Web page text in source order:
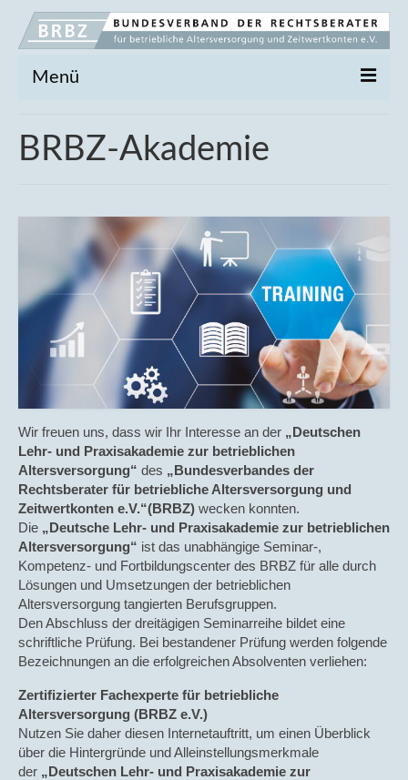
Menü
Vorstand
BRBZ-Akademie
Broschüre
Anmeldung
Fachgrundlagen
Durchführungswege
GGF-Versorgung
Zeitwertkonten
Wissenschaft & Praxis
Bücher
BECK AKADEMIE
Impressum
Datenschutz
Download Datenschutz
BRBZ-Akademie
Wir freuen uns, dass wir Ihr Interesse an der „Deutschen
Lehr- und Praxisakademie zur betrieblichen
Altersversorgung“ des „Bundesverbandes der
Rechtsberater für betriebliche Altersversorgung und
Zeitwertkonten e.V.“(BRBZ) wecken konnten.
Die „Deutsche Lehr- und Praxisakademie zur betrieblichen
Altersversorgung“ ist das unabhängige Seminar-,
Kompetenz- und Fortbildungscenter des BRBZ für alle durch
Lösungen und Umsetzungen der betrieblichen
Altersversorgung tangierten Berufsgruppen.
Den Abschluss der dreitägigen Seminarreihe bildet eine
schriftliche Prüfung. Bei bestandener Prüfung werden folgende
Bezeichnungen an die erfolgreichen Absolventen verliehen:
Zertifizierter Fachexperte für betriebliche
Altersversorgung (BRBZ e.V.)
Nutzen Sie daher diesen Internetauftritt, um einen Überblick
über die Hintergründe und Alleinstellungsmerkmale
der „Deutschen Lehr- und Praxisakademie zur